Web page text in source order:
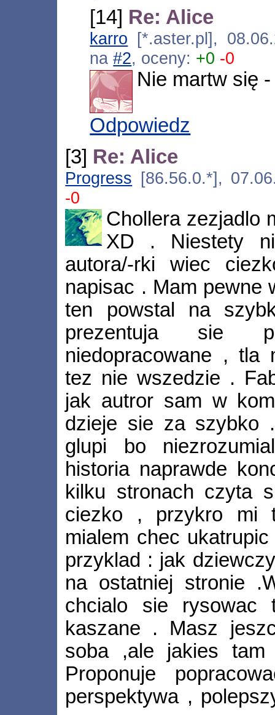
[14] Re: Alice
karro [*.aster.pl],
na#2, oceny: +0 -0
Nie martw się
Odpowiedz
[3] Re: Alice
Progress [86.56.0.*],
-0
Chollera zezjadlo
XD . Niestety
autora/-rki wiec
napisac . Mam pewne
ten powstal na
prezentuja sie
niedopracowane , tla
tez nie wszedzie .
jak autror sam w
dzieje sie za szybko
glupi bo
historia naprawde
kilku stronach czyta
ciezko , przykro mi
mialem chec
przyklad : jak
na ostatniej stronie
chcialo sie rysowac
kaszane . Masz
soba ,ale jakies tam
Proponuje
perspektywa ,